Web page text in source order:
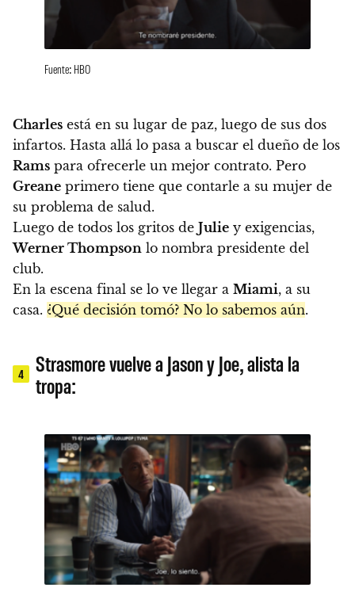
Fuente: HBO
Charles está en su lugar de paz, luego de sus dos
infartos. Hasta allá lo pasa a buscar el dueño de los
Rams para ofrecerle un mejor contrato. Pero
Greane primero tiene que contarle a su mujer de
su problema de salud.
Luego de todos los gritos de Julie y exigencias,
Werner Thompson lo nombra presidente del
club.
En la escena final se lo ve llegar a Miami, a su
casa. ¿Qué decisión tomó? No lo sabemos aún.
4
Strasmore vuelve a Jason y Joe, alista la
tropa: